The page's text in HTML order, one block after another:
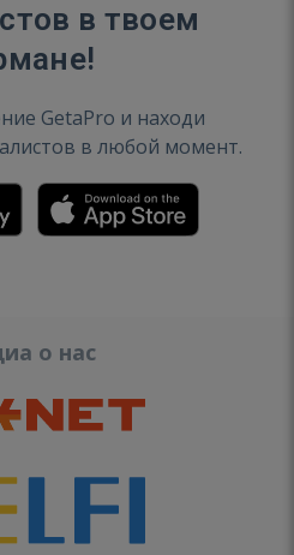
в твоем
GetaPro и находи
в любой момент.
о нас